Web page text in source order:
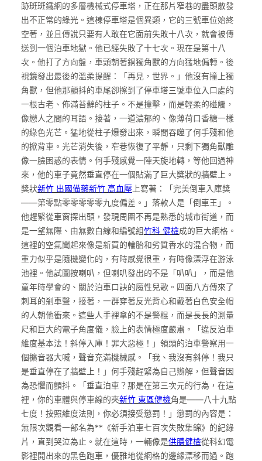
跡斑斑鐵網的多層機械式停車塔，正在那片窄巷的盡頭散發
出不正常的綠光。這棟停車塔是個異類，它的三號車位始終
空著，並且傳說只要有人敢在它面前失敗十八次，就會被傳
送到一個泊車地獄。他已經失敗了十七次。現在是第十八
次。他打了方向盤，車頭朝著銅獨角獸的方向猛地偏轉。後
視鏡發出最後的溫柔提醒：「再見，世界。」他沒有撞上獨
角獸，但他那顫抖的車尾卻擦到了停車塔三號車位入口處的
一根古老、佈滿苔蘚的柱子。不是撞擊，而是輕柔的碰觸，
像戀人之間的耳語。接著，一道濃郁的、像薄荷口香糖一樣
的綠色光芒。猛地從柱子爆發出來，瞬間吞噬了何手殘和他
的掀背車。光芒消失後，窄巷恢復了平靜，只剩下獨角獸雕
像一臉困惑的表情。何手殘感覺一陣天旋地轉，等他回過神
來，他的車子竟然垂直停在一個貼滿了巨大獎狀的牆壁上。
獎狀新竹 出國備藥新竹 高血壓 上寫著：「完美倒車入庫獎
——第零點零零零零零九度偏差。」落款人是「倒車王」。
他趕緊從車窗探出頭，發現周圍不再是熟悉的城市街道，而
是一望無際、由無數白線和編號組竹科 健檢成的巨大網格。
這裡的空氣聞起來像是新買的輪胎和劣質香水的混合物，而
重力似乎是隨機變化的，有時感覺很重，有時像漂浮在游泳
池裡。他試圖按喇叭，但喇叭發出的不是「叭叭」，而是他
童年時學會的、關於泊車口訣的魔性兒歌。四面八方傳來了
刺耳的剎車聲，接著，一群穿著反光背心和戴著白色安全帽
的人朝他衝來。這些人手裡拿的不是警棍，而是長長的測量
尺和巨大的電子角度儀，臉上的表情極度嚴肅。「違反泊車
維度基本法！斜停入庫！罪大惡極！」領頭的泊車警察用一
個擴音器大喊，聲音充滿機械感。「我、我沒有斜停！我只
是垂直停在了牆壁上！」何手殘趕緊為自己辯解，但聲音因
為恐懼而顫抖。「垂直泊車？那是在第三次元的行為，在這
裡，你的車體與停車線的夾新竹 東區健檢角是——八十九點
七度！按照維度法則，你必須接受懲罰！」懲罰的內容是：
無限次觀看一部名為**《新手泊車七百次失敗集錦》的紀錄
片，直到哭泣為止。就在這時，一輛像是供膳健檢從科幻電
影裡開出來的黑色跑車，優雅地從網格的邊緣漂移而過。跑